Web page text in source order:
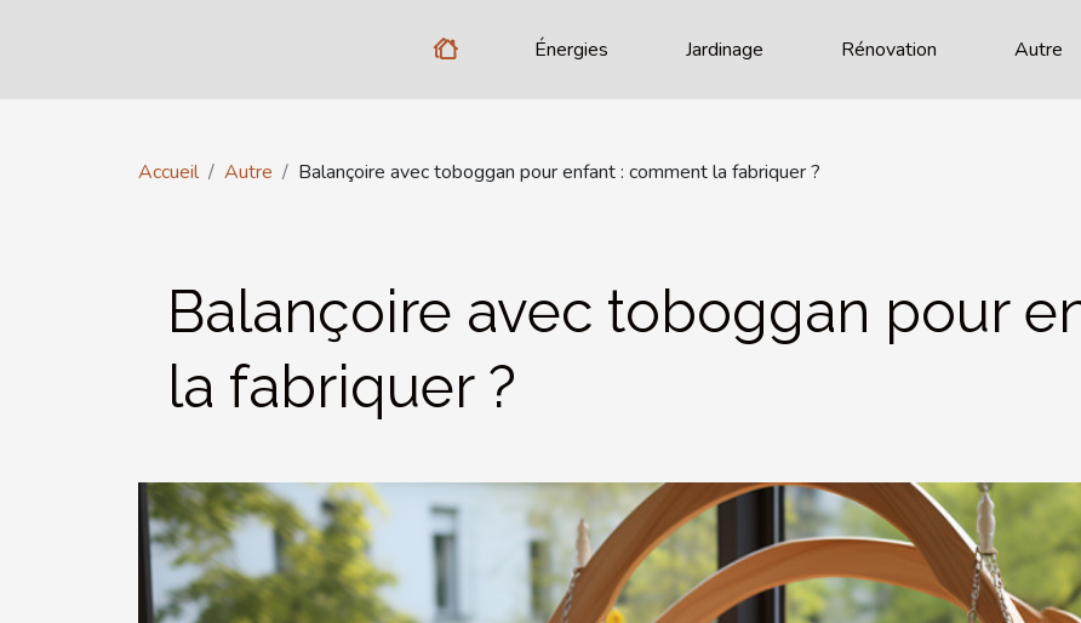
Énergies Jardinage Rénovation Autre
Accueil Autre Balançoire avec toboggan pour enfant : comment la fabriquer ?
Balançoire avec toboggan pour
la fabriquer ?